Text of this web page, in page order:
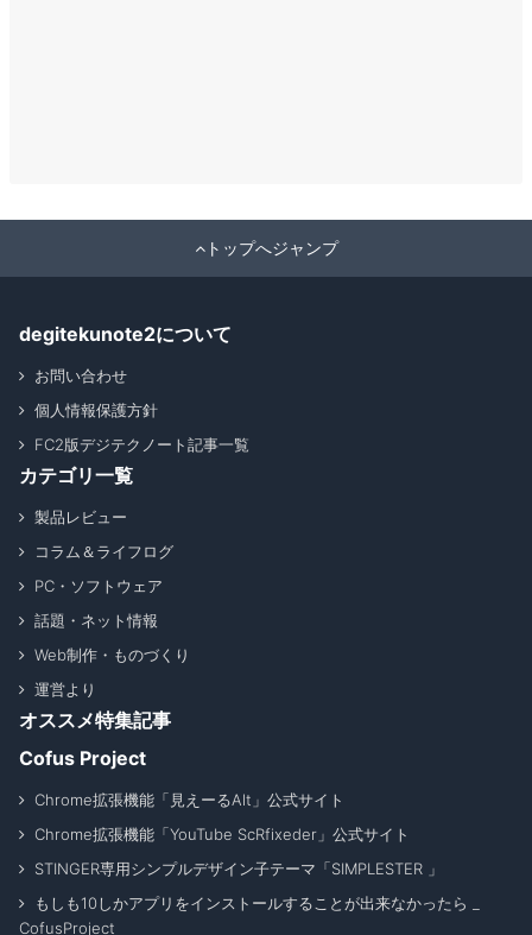
トップへジャンプ
degitekunote2について
お問い合わせ
個人情報保護方針
FC2版デジテクノート記事一覧
カテゴリ一覧
製品レビュー
コラム＆ライフログ
PC・ソフトウェア
話題・ネット情報
Web制作・ものづくり
運営より
オススメ特集記事
Cofus Project
Chrome拡張機能「見えーるAlt」公式サイト
Chrome拡張機能「YouTube ScRfixeder」公式サイト
STINGER専用シンプルデザイン子テーマ「SIMPLESTER 」
もしも10しかアプリをインストールすることが出来なかったら _
CofusProject